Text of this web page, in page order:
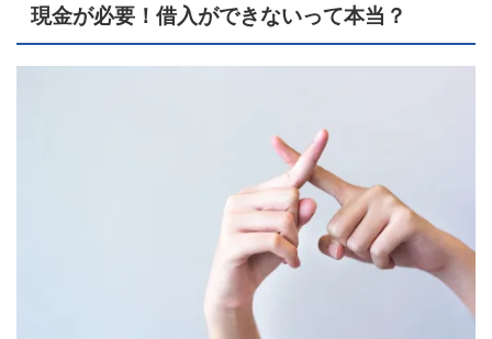
現金が必要！借入ができないって本当？